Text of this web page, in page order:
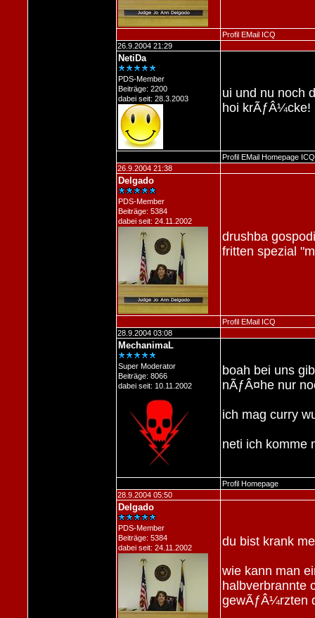
Profil EMail ICQ
26.9.2004 21:29
NetiDa
PDS-Member
Beiträge: 2200
dabei seit: 28.3.2003
ui und nu noch
hoi krÃƒÂ¼cke!
Profil EMail Homepage ICQ
26.9.2004 21:38
Delgado
PDS-Member
Beiträge: 5384
dabei seit: 24.11.2002
drushba
fritten spezial
Profil EMail ICQ
28.9.2004 03:08
MechanimaL
Super Moderator
Beiträge: 8066
dabei seit: 10.11.2002
boah bei uns
nÃƒÂ¤he nur
ich mag curry
neti ich komme
Profil Homepage
28.9.2004 05:50
Delgado
PDS-Member
Beiträge: 5384
dabei seit: 24.11.2002
du bist krank
wie kann man
halbverbrannte
gewÃƒÂ¼rzten